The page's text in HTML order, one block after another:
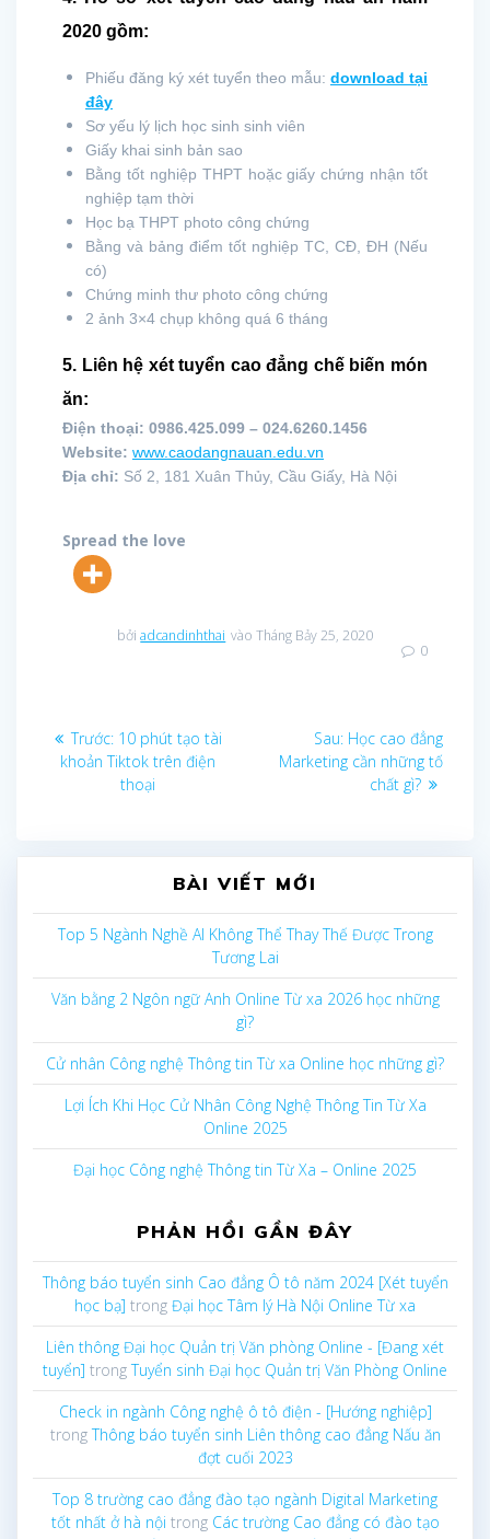
2020 gồm:
Phiếu đăng ký xét tuyển theo mẫu: download tại
đây
Sơ yếu lý lịch học sinh sinh viên
Giấy khai sinh bản sao
Bằng tốt nghiệp THPT hoặc giấy chứng nhận tốt
nghiệp tạm thời
Học bạ THPT photo công chứng
Bằng và bảng điểm tốt nghiệp TC, CĐ, ĐH (Nếu
có)
Chứng minh thư photo công chứng
2 ảnh 3×4 chụp không quá 6 tháng
5. Liên hệ xét tuyển cao đẳng chế biến món
ăn:
Điện thoại: 0986.425.099 – 024.6260.1456
Website: www.caodangnauan.edu.vn
Địa chỉ: Số 2, 181 Xuân Thủy, Cầu Giấy, Hà Nội
Spread the love
bởiadcandinhthai vào Tháng Bảy 25, 2020
0
hướng
Trước: Bài
trước
10 phút tạo tài
khoản Tiktok trên điện
thoại
Sau: Bài
sau:
Học cao đẳng
Marketing cần những tố
chất gì?
BÀI VIẾT MỚI
Top 5 Ngành Nghề AI Không Thể Thay Thế Được Trong
Tương Lai
Văn bằng 2 Ngôn ngữ Anh Online Từ xa 2026 học những
gì?
Cử nhân Công nghệ Thông tin Từ xa Online học những gì?
Lợi Ích Khi Học Cử Nhân Công Nghệ Thông Tin Từ Xa
Online 2025
Đại học Công nghệ Thông tin Từ Xa – Online 2025
PHẢN HỒI GẦN ĐÂY
Thông báo tuyển sinh Cao đẳng Ô tô năm 2024 [Xét tuyển
học bạ] trong Đại học Tâm lý Hà Nội Online Từ xa
Liên thông Đại học Quản trị Văn phòng Online - [Đang xét
tuyển] trongTuyển sinh Đại học Quản trị Văn Phòng Online
Check in ngành Công nghệ ô tô điện - [Hướng nghiệp]
trongThông báo tuyển sinh Liên thông cao đẳng Nấu ăn
đợt cuối 2023
Top 8 trường cao đẳng đào tạo ngành Digital Marketing
tốt nhất ở hà nội trong Các trường Cao đẳng có đào tạo